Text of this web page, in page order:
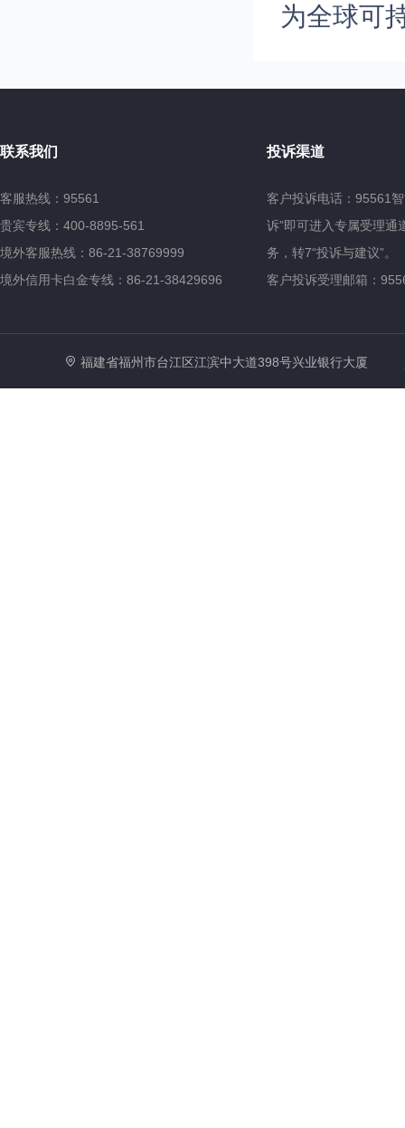
为全球可
联系我们
客服热线：95561
贵宾专线：400-8895-561
境外客服热线：86-21-38769999
境外信用卡白金专线：86-21-38429696
投诉渠道
客户投诉电话：95561
诉”即可进入专属受理通
务，转7“投诉与建议”。
客户投诉受理邮箱：
福建省福州市台江区江滨中大道398号兴业银行大厦